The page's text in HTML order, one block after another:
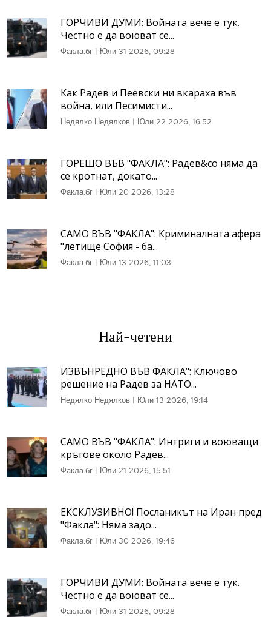
ГОРЧИВИ ДУМИ: Войната вече е тук.
Честно е да воюват се...
Факла.бг | Юли 31 2026, 09:28
Как Радев и Пеевски ни вкараха във
война, или Песимисти...
Недялко Недялков | Юли 22 2026, 16:52
ГОРЕЩО ВЪВ "ФАКЛА": Радев&co няма да
се кротнат, докато...
Факла.бг | Юли 20 2026, 13:28
САМО ВЪВ "ФАКЛА": Криминалната афера
"летище София - ба...
Факла.бг | Юли 13 2026, 11:03
Най-четени
ИЗВЪНРЕДНО ВЪВ ФАКЛА": Ключово
решение на Радев за НАТО...
Недялко Недялков | Юли 13 2026, 19:14
САМО ВЪВ "ФАКЛА": Интриги и воюващи
кръгове около Радев...
Факла.бг | Юли 21 2026, 15:51
ЕКСКЛУЗИВНО! Посланикът на Иран пред
"Факла": Няма задо...
Факла.бг | Юли 30 2026, 19:46
ГОРЧИВИ ДУМИ: Войната вече е тук.
Честно е да воюват се...
Факла.бг | Юли 31 2026, 09:28